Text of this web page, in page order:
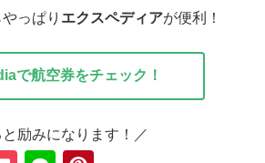
っぱり エクスペディアが便利！
で航空券をチェック！
励みになります！／